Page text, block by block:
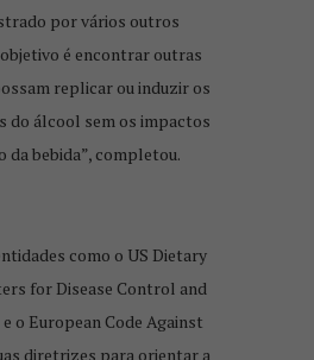
por vários outros
é encontrar outras
replicar ou induzir os
do álcool sem os impactos
da bebida”, completou.
como o US Dietary
for Disease Control and
o European Code Against
diretrizes para orientar a